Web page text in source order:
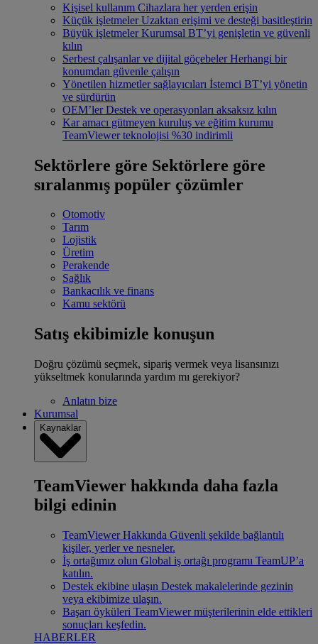
Kişisel kullanım Cihazlara her yerden erişin
Küçük işletmeler Uzaktan erişimi ve desteği basitleştirin
Büyük işletmeler Kurumsal BT’yi genişletin ve güvenli
kılın
Serbest çalışanlar ve dijital göçebeler Herhangi bir
konumdan güvenle çalışın
Yönetilen hizmetler sağlayıcıları İstemci BT’yi yönetin
ve sürdürün
OEM’ler Destek ve operasyonları aksaksız kılın
Kar amacı gütmeyen kuruluş ve eğitim kurumu
TeamViewer teknolojisi %30 indirimli
Sektörlere göre Sektörlere göre
sıralanmış popüler çözümler
Otomotiv
Tarım
Lojistik
Üretim
Perakende
Sağlık
Bankacılık ve finans
Kamu sektörü
Satış ekibimizle konuşun
Doğru çözümü seçmek, sipariş vermek veya lisansınızı
yükseltmek konularında yardım mı gerekiyor?
Anlatın bize
Kurumsal
Kaynaklar
TeamViewer hakkında daha fazla
bilgi edinin
TeamViewer Hakkında Güvenli şekilde bağlantılı
kişiler, yerler ve nesneler.
İş ortağımız olun Global iş ortağı programı TeamUP’a
katılın.
Destek ekibine ulaşın Destek makalelerinde gezinin
veya ekibimize ulaşın.
Başarı öyküleri TeamViewer müşterilerinin elde ettikleri
sonuçları keşfedin.
HABERLER